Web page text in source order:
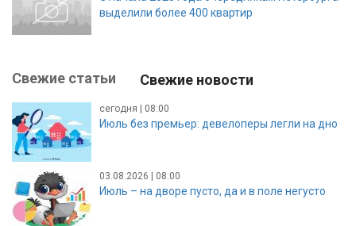
выделили более 400 квартир
Свежие статьи Свежие новости
сегодня | 08:00
Июль без премьер: девелоперы легли на дно
03.08.2026 | 08:00
Июль – на дворе пусто, да и в поле негусто